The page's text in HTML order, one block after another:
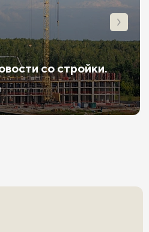
со стройки.